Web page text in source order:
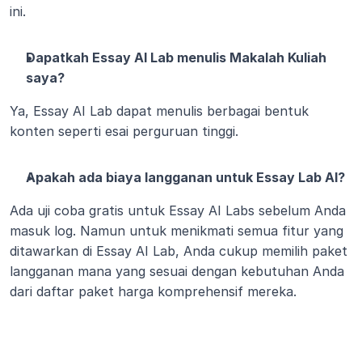
ini.
Dapatkah Essay AI Lab menulis Makalah Kuliah
saya?
Ya, Essay AI Lab dapat menulis berbagai bentuk
konten seperti esai perguruan tinggi.
Apakah ada biaya langganan untuk Essay Lab AI?
Ada uji coba gratis untuk Essay AI Labs sebelum Anda
masuk log. Namun untuk menikmati semua fitur yang
ditawarkan di Essay AI Lab, Anda cukup memilih paket
langganan mana yang sesuai dengan kebutuhan Anda
dari daftar paket harga komprehensif mereka.